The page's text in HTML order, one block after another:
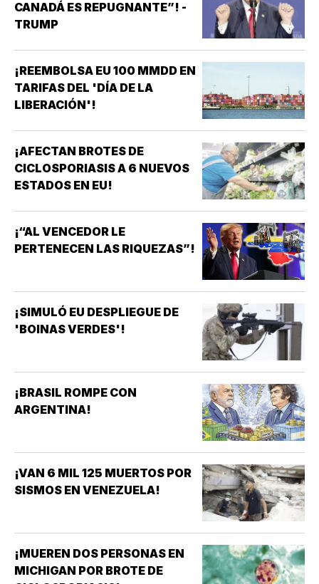
CANADÁ ES REPUGNANTE”! -
TRUMP
¡REEMBOLSA EU 100 MMDD EN
TARIFAS DEL 'DÍA DE LA
LIBERACIÓN'!
¡AFECTAN BROTES DE
CICLOSPORIASIS A 6 NUEVOS
ESTADOS EN EU!
¡“AL VENCEDOR LE
PERTENECEN LAS RIQUEZAS”!
¡SIMULÓ EU DESPLIEGUE DE
'BOINAS VERDES'!
¡BRASIL ROMPE CON
ARGENTINA!
¡VAN 6 MIL 125 MUERTOS POR
SISMOS EN VENEZUELA!
¡MUEREN DOS PERSONAS EN
MICHIGAN POR BROTE DE